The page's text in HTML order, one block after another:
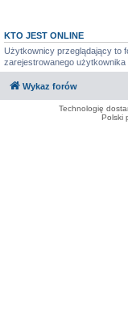
KTO JEST ONLINE
Użytkownicy przeglądający to
zarejestrowanego użytkownika
Wykaz forów
Technologię
Polski